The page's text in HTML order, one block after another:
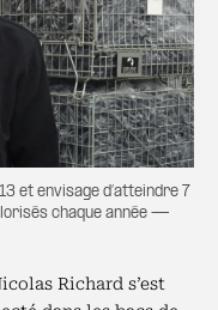
et envisage d’atteindre 7
chaque année —
Richard s’est